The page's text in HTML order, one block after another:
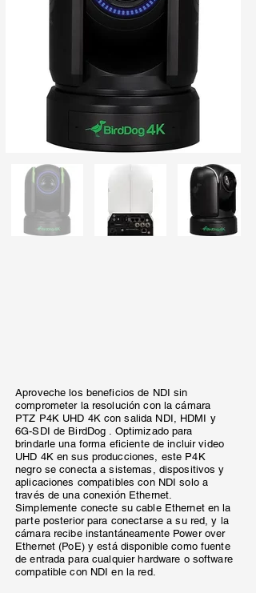
Aproveche los beneficios de NDI sin
comprometer la resolución con la cámara
PTZ P4K UHD 4K con salida NDI, HDMI y
6G-SDI de BirdDog . Optimizado para
brindarle una forma eficiente de incluir video
UHD 4K en sus producciones, este P4K
negro se conecta a sistemas, dispositivos y
aplicaciones compatibles con NDI solo a
través de una conexión Ethernet.
Simplemente conecte su cable Ethernet en la
parte posterior para conectarse a su red, y la
cámara recibe instantáneamente Power over
Ethernet (PoE) y está disponible como fuente
de entrada para cualquier hardware o software
compatible con NDI en la red.